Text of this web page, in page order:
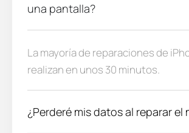
una pantalla?
La mayoría de reparaciones de
realizan en unos 30 minutos.
¿Perderé mis datos al reparar el